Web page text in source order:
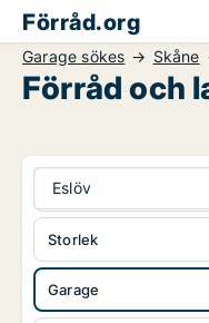
Förråd.org
Garage sökes Skåne
Förråd och
Eslöv
Garage
Storlek